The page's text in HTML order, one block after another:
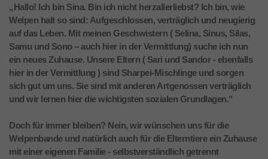
„Hallo! Ich bin Sina. Bin ich nicht herzallerliebst? Ich bin, wie
Welpen halt so sind: Aufgeschlossen, verträglich und neugierig
auf das Leben. Mit meinen Geschwistern ( Selina, Sinus, Silas,
Samu und Sono – auch hier in der Vermittlung) suche ich nun
ein neues Zuhause. Unsere Eltern ( Sari und Sandor - ebenfalls
hier in der Vermittlung ) sind Sharpei-Mischlinge und sorgen
sich gut um uns. Sie sind mit anderen Artgenossen verträglich
und wir lernen hier die wichtigsten sozialen Grundlagen.“
Doch für immer bleiben? Nein, wir wünschen uns für die
Welpenbande und natürlich auch für die Elterntiere ein Zuhause
mit einer eigenen Familie - selbstverständlich getrennt